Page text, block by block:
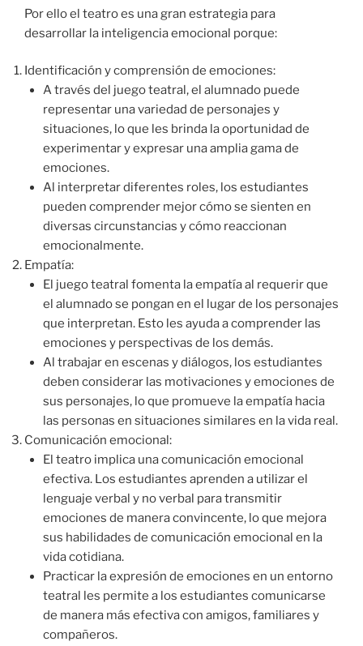
Por ello el teatro es una gran estrategia para
desarrollar la inteligencia emocional porque:
Identificación y comprensión de emociones:
A través del juego teatral, el alumnado puede
representar una variedad de personajes y
situaciones, lo que les brinda la oportunidad de
experimentar y expresar una amplia gama de
emociones.
Al interpretar diferentes roles, los estudiantes
pueden comprender mejor cómo se sienten en
diversas circunstancias y cómo reaccionan
emocionalmente.
Empatía:
El juego teatral fomenta la empatía al requerir que
el alumnado se pongan en el lugar de los personajes
que interpretan. Esto les ayuda a comprender las
emociones y perspectivas de los demás.
Al trabajar en escenas y diálogos, los estudiantes
deben considerar las motivaciones y emociones de
sus personajes, lo que promueve la empatía hacia
las personas en situaciones similares en la vida real.
Comunicación emocional:
El teatro implica una comunicación emocional
efectiva. Los estudiantes aprenden a utilizar el
lenguaje verbal y no verbal para transmitir
emociones de manera convincente, lo que mejora
sus habilidades de comunicación emocional en la
vida cotidiana.
Practicar la expresión de emociones en un entorno
teatral les permite a los estudiantes comunicarse
de manera más efectiva con amigos, familiares y
compañeros.